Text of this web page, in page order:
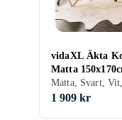
vidaXL Äkta
Matta
1 909 kr